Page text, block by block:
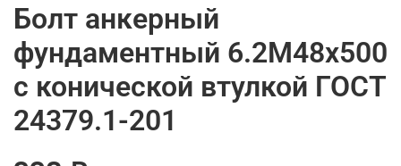
Болт анкерный
фундаментный 6.2М48х500
с конической втулкой ГОСТ
24379.1-201